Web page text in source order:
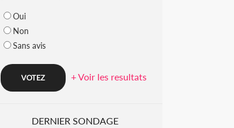
Oui
Non
Sans avis
+ Voir les resultats
DERNIER SONDAGE